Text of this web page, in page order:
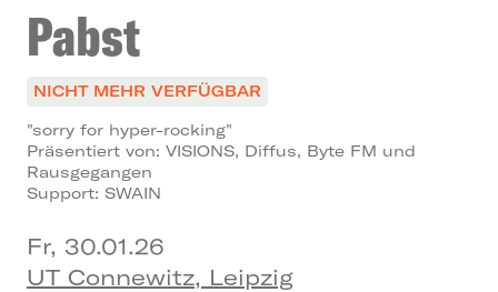
Pabst
NICHT MEHR VERFÜGBAR
"sorry for hyper-rocking"
Präsentiert von: VISIONS, Diffus, Byte FM und
Rausgegangen
Support: SWAIN
Fr, 30.01.26
UT Connewitz, Leipzig